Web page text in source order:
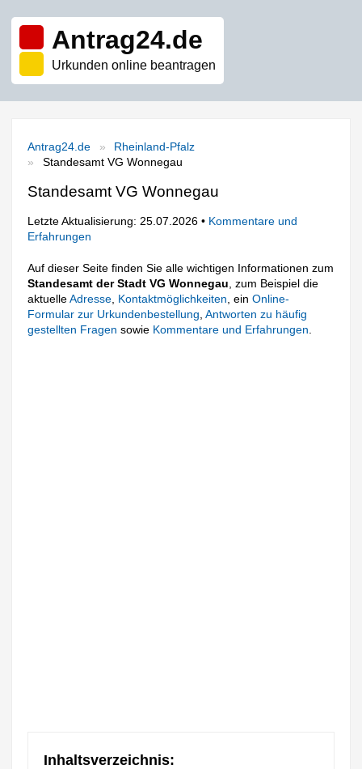
Antrag24.de
Urkunden online beantragen
Antrag24.de
Rheinland-Pfalz
Standesamt VG Wonnegau
Standesamt VG Wonnegau
Letzte Aktualisierung: 25.07.2026 • Kommentare und
Erfahrungen
Auf dieser Seite finden Sie alle wichtigen Informationen zum
Standesamt der Stadt VG Wonnegau , zum Beispiel die
aktuelleAdresse Kontaktmöglichkeiten , einOnline-
Formular zur Urkundenbestellung ,Antworten zu häufig
gestellten Fragen sowie Kommentare und Erfahrungen
Inhaltsverzeichnis: